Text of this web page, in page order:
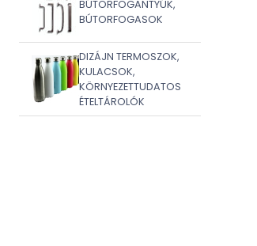
BÚTORFOGANTYÚK,
BÚTORFOGASOK
DIZÁJN TERMOSZOK,
KULACSOK,
KÖRNYEZETTUDATOS
ÉTELTÁROLÓK